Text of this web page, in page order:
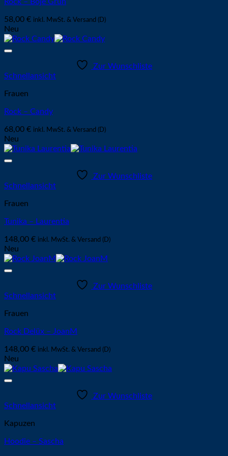
Rock – Boje Grün
58,00 € inkl. MwSt. & Versand (D)
Neu
Zur Wunschliste
Schnellansicht
Frauen
Rock – Candy
68,00 € inkl. MwSt. & Versand (D)
Neu
Zur Wunschliste
Schnellansicht
Frauen
Tunika – Laurentia
148,00 € inkl. MwSt. & Versand (D)
Neu
Zur Wunschliste
Schnellansicht
Frauen
Rock Delüx – JoanM
148,00 € inkl. MwSt. & Versand (D)
Neu
Zur Wunschliste
Schnellansicht
Kapuzen
Hoodie – Sascha